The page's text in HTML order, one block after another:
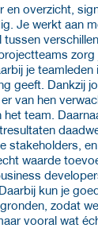
en overzicht,
Je werkt aan
je teamleden
geeft. Dankzij
van hen
het team.
stakeholders,
waarde
kun je
zodat
vooral wat